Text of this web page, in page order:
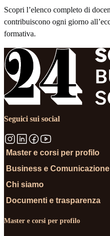
Scopri l’elenco completo di
contribuiscono ogni giorno
formativa.
Seguici sui social
Master e corsi per profilo
Business e Comunicazione
Chi siamo
Documenti e trasparenza
Master e corsi per profilo